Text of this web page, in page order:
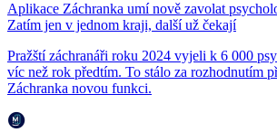
Aplikace Záchranka umí nově zavolat
Zatím jen v jednom kraji, další už čekají
Pražští záchranáři roku 2024 vyjeli k 6 000
víc než rok předtím. To stálo za rozhodnutím
Záchranka novou funkci.